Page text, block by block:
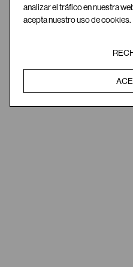
analizar el tráfico en nuestra
acepta nuestro uso de cookies.